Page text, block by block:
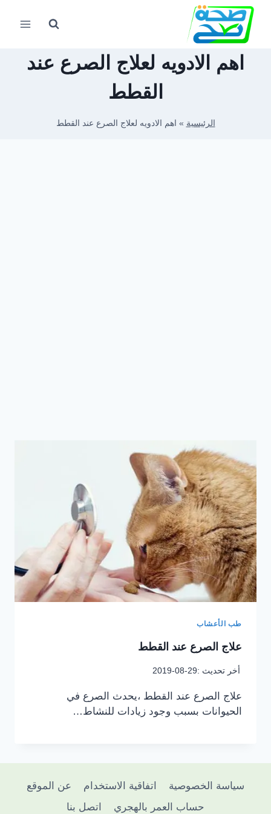
التجاوز
المحتوى
اهم الادويه لعلاج الصرع عند
القطط
الرئيسية » اهم الادويه لعلاج الصرع عند القطط
طب الأعشاب
علاج الصرع عند القطط
أخر تحديث :2019-08-29
علاج الصرع عند القطط ،يحدث الصرع في
الحيوانات بسبب وجود زيادات للنشاط…
سياسة الخصوصية اتفاقية الاستخدام
عن الموقع
حساب العمر بالهجري
اتصل بنا